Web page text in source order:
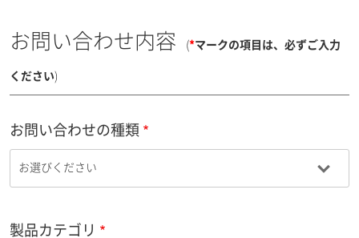
お問い合わせ内容 (*マークの項目は、必ずご入力
ください)
お問い合わせの種類
製品カテゴリ